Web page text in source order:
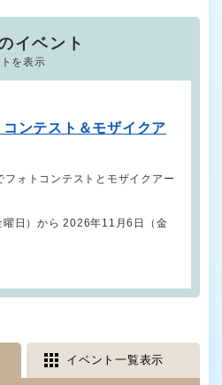
イベント
を表示
ンテスト＆モザイクア
ォトコンテストとモザイクアー
日）から 2026年11月6日（金
イベント一覧表示